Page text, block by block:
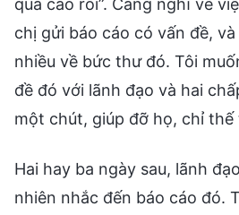
chị gửi báo cáo có vấn đề,
nhiều về bức thư đó. Tôi
đề đó với lãnh đạo và hai
một chút, giúp đỡ họ, chỉ thế
Hai hay ba ngày sau, lãnh
nhiên nhắc đến báo cáo đó.